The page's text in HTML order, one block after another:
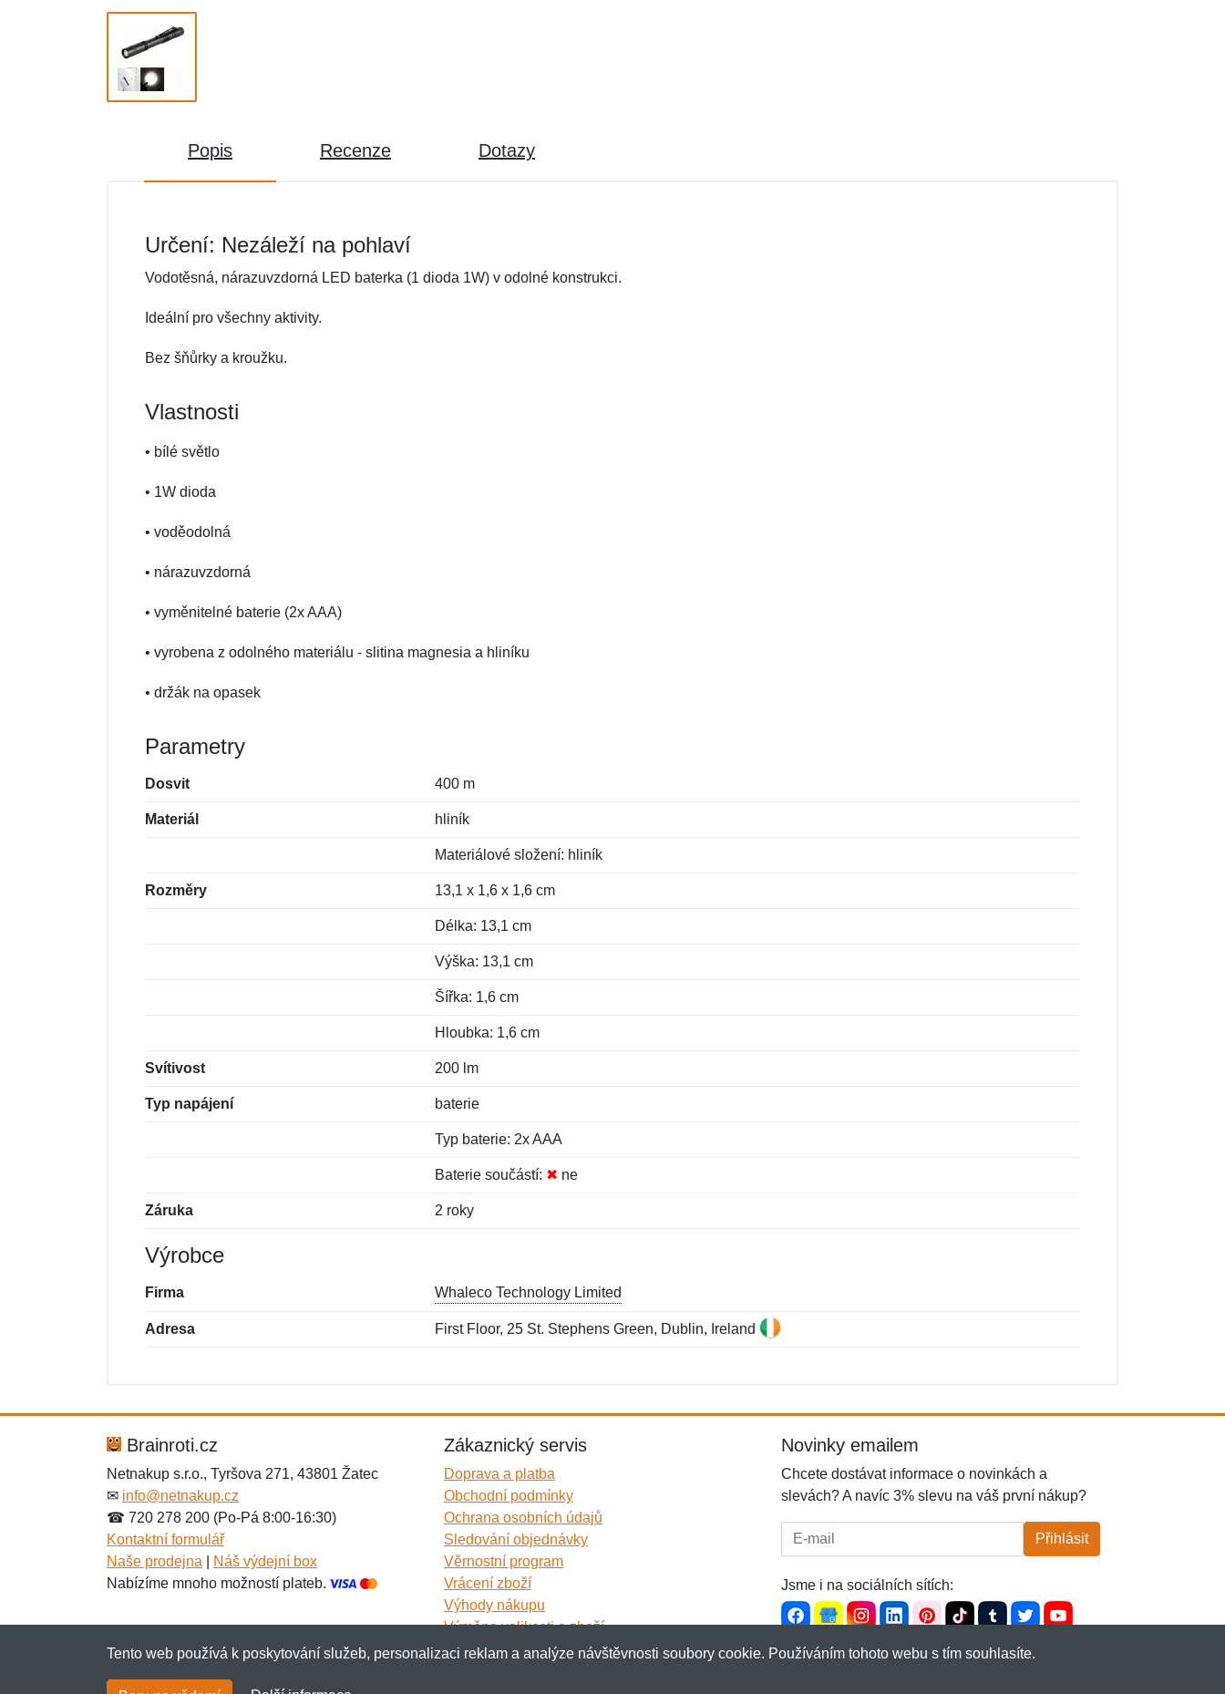
Popis Recenze Dotazy
Určení: Nezáleží na pohlaví
Vodotěsná, nárazuvzdorná LED baterka (1 dioda 1W) v odolné konstrukci.
Ideální pro všechny aktivity.
Bez šňůrky a kroužku.
Vlastnosti
• bílé světlo
• 1W dioda
• voděodolná
• nárazuvzdorná
• vyměnitelné baterie (2x AAA)
• vyrobena z odolného materiálu - slitina magnesia a hliníku
• držák na opasek
Parametry
Dosvit 400 m
Materiál hliník
Materiálové složení: hliník
Rozměry 13,1 x 1,6 x 1,6 cm
Délka: 13,1 cm
Výška: 13,1 cm
Šířka: 1,6 cm
Hloubka: 1,6 cm
Svítivost 200 lm
Typ napájení baterie
Typ baterie: 2x AAA
Baterie součástí: ✖ ne
Záruka 2 roky
Výrobce
Firma Whaleco Technology Limited
Adresa First Floor, 25 St. Stephens Green, Dublin, Ireland
Zpráva*
Přidat
Zpráva*
Přidat
Brainroti.cz
Netnakup s.r.o., Tyršova 271, 43801 Žatec
✉ info@netnakup.cz
☎ 720 278 200 (Po-Pá 8:00-16:30)
Kontaktní formulář
Naše prodejna
Náš výdejní box
Nabízíme mnoho možností plateb.
Zákaznický servis
Doprava a platba
Obchodní podmínky
Ochrana osobních údajů
Sledování objednávky
Věrnostní program
Vrácení zboží
Výhody nákupu
Výměna velikosti a zboží
Více informací...
Novinky emailem
Chcete dostávat informace o novinkách a
slevách? A navíc 3% slevu na váš první nákup?
E-mail: Přihlásit
Jsme i na sociálních sítích:
Tento web používá k poskytování služeb, personalizaci reklam a analýze návštěvnosti soubory cookie. Používáním tohoto webu s tím souhlasíte.